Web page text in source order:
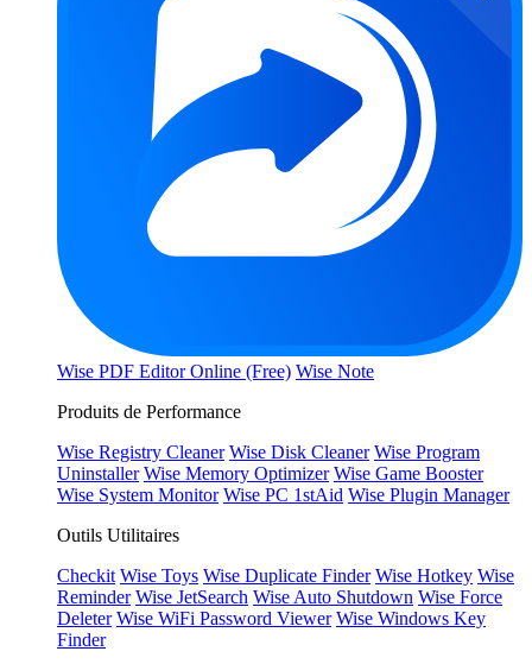
Wise PDF Editor Online (Free) Wise Note
Produits de Performance
Wise Registry Cleaner Wise Disk Cleaner Wise Program
Uninstaller Wise Memory Optimizer Wise Game Booster
Wise System Monitor Wise PC 1stAid Wise Plugin Manager
Outils Utilitaires
Checkit Wise Toys Wise Duplicate Finder Wise Hotkey Wise
Reminder Wise JetSearch Wise Auto Shutdown Wise Force
Deleter Wise WiFi Password Viewer Wise Windows Key
Finder